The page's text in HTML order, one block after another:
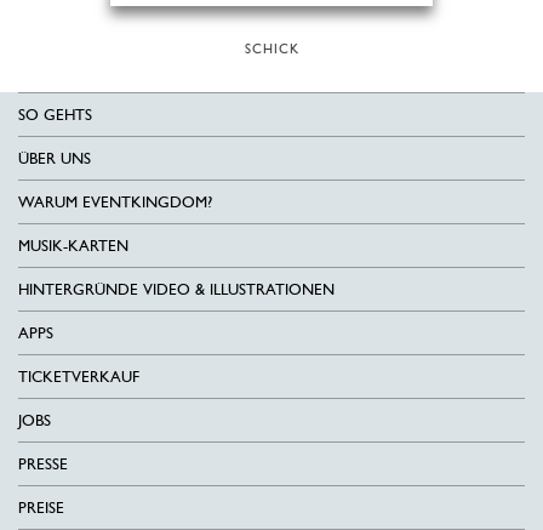
SCHICK
SO GEHTS
ÜBER UNS
WARUM EVENTKINGDOM?
MUSIK-KARTEN
HINTERGRÜNDE VIDEO & ILLUSTRATIONEN
APPS
TICKETVERKAUF
JOBS
PRESSE
PREISE